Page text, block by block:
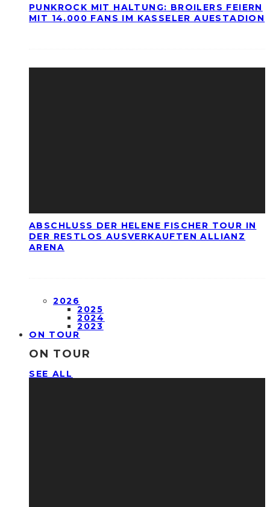
PUNKROCK MIT HALTUNG: BROILERS FEIERN
MIT 14.000 FANS IM KASSELER AUESTADION
ABSCHLUSS DER HELENE FISCHER TOUR IN
DER RESTLOS AUSVERKAUFTEN ALLIANZ
ARENA
2026
2025
2024
2023
ON TOUR
ON TOUR
SEE ALL